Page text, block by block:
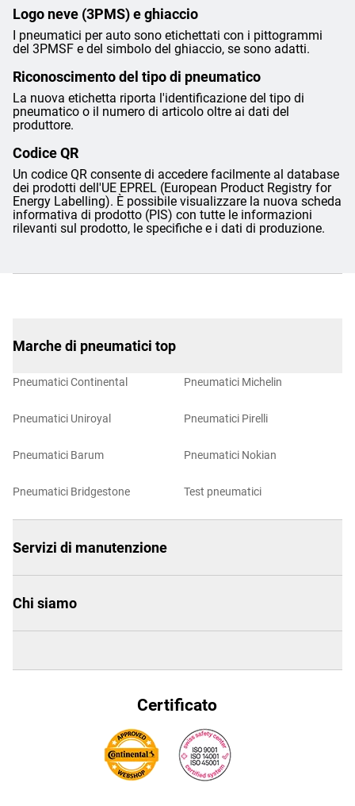
Logo neve (3PMS) e ghiaccio
I pneumatici per auto sono etichettati con i pittogrammi
del 3PMSF e del simbolo del ghiaccio, se sono adatti.
Riconoscimento del tipo di pneumatico
La nuova etichetta riporta l'identificazione del tipo di
pneumatico o il numero di articolo oltre ai dati del
produttore.
Codice QR
Un codice QR consente di accedere facilmente al database
dei prodotti dell'UE EPREL (European Product Registry for
Energy Labelling). È possibile visualizzare la nuova scheda
informativa di prodotto (PIS) con tutte le informazioni
rilevanti sul prodotto, le specifiche e i dati di produzione.
Marche di pneumatici top
Pneumatici Continental
Pneumatici Uniroyal
Pneumatici Barum
Pneumatici Bridgestone
Pneumatici Michelin
Pneumatici Pirelli
Pneumatici Nokian
Test pneumatici
Servizi di manutenzione
Chi siamo
Certificato